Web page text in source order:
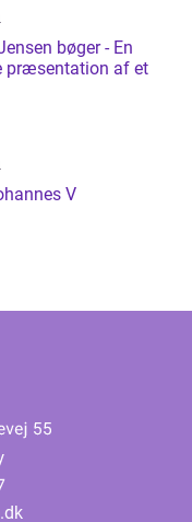
bøger - En
præsentation af et
V